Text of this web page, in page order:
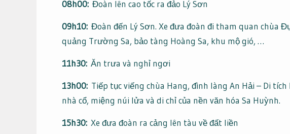
08h00: Đoàn lên cao tốc ra đảo Lý Sơn
09h10: Đoàn đến Lý Sơn. Xe đưa đoàn đi tham quan chùa
quảng Trường Sa, bảo tàng Hoàng Sa, khu mộ gió, …
11h30: Ăn trưa và nghỉ ngơi
13h00: Tiếp tục viếng chùa Hang, đình làng An Hải – Di
nhà cổ, miệng núi lửa và di chỉ của nền văn hóa Sa Huỳnh.
15h30: Xe đưa đoàn ra cảng lên tàu về đất liền